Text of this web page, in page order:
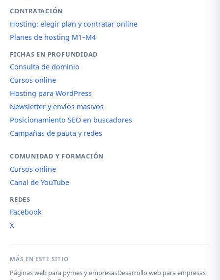
CONTRATACIÓN
Hosting: elegir plan y contratar online
Planes de hosting M1–M4
FICHAS EN PROFUNDIDAD
Consulta de dominio
Cursos online
Hosting para WordPress
Newsletter y envíos masivos
Posicionamiento SEO en buscadores
Campañas de pauta y redes
COMUNIDAD Y FORMACIÓN
Cursos online
Canal de YouTube
REDES
Facebook
X
MÁS EN ESTE SITIO
Páginas web para pymes y empresasDesarrollo web para empresas